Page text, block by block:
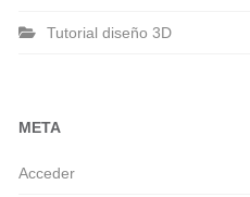
Tutorial diseño 3D
META
Acceder